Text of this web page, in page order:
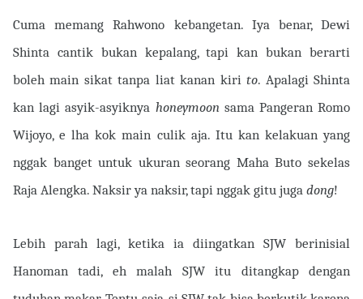
Cuma memang Rahwono kebangetan. Iya benar, Dewi
Shinta cantik bukan kepalang, tapi kan bukan berarti
boleh main sikat tanpa liat kanan kirito. Apalagi Shinta
kan lagi asyik-asyiknya honeymoon sama Pangeran Romo
Wijoyo, e lha kok main culik aja. Itu kan kelakuan yang
nggak banget untuk ukuran seorang Maha Buto sekelas
Raja Alengka. Naksir ya naksir, tapi nggak gitu juga dong!
Lebih parah lagi, ketika ia diingatkan SJW berinisial
Hanoman tadi, eh malah SJW itu ditangkap dengan